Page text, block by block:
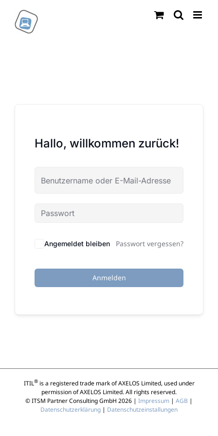
Inhalt
springen
Hallo, willkommen zurück!
Angemeldet bleiben Passwort vergessen?
Anmelden
ITIL®is a registered trade mark of AXELOS Limited, used under
permission of AXELOS Limited. All rights reserved.
© ITSM Partner Consulting GmbH 2026 | Impressum | AGB |
Datenschutzerklärung | Datenschutzeinstallungen